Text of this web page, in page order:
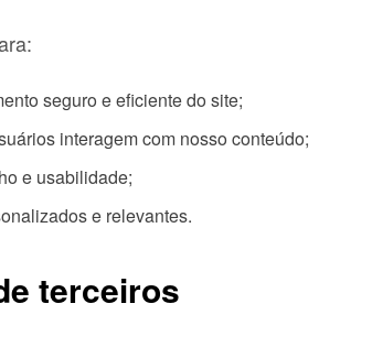
seguro e eficiente do site;
interagem com nosso conteúdo;
e usabilidade;
e relevantes.
terceiros